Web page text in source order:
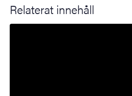
Relaterat innehåll